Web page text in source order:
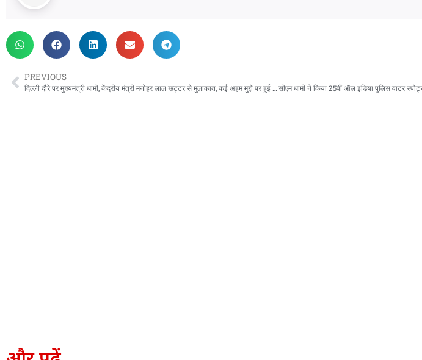
PREVIOUS
दिल्ली दौरे पर मुख्यमंत्री धामी, केंद्रीय मंत्री मनोहर लाल खट्टर से मुलाकात, कई अहम मुद्दों पर हुई चर्चा